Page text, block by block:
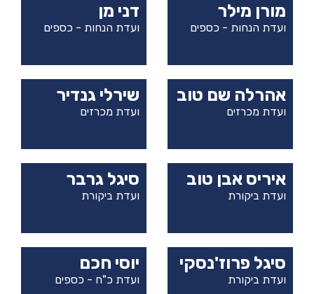
מורן מילר
ועדת הנחות - כספים
דני מן
ועדת הנחות - כספים
אהרלה שם טוב
ועדת מכרזים
שירלי גנדיר
ועדת מכרזים
איריס אבן טוב
ועדת ביקורת
סיגל גרבר
ועדת ביקורת
סיגל פרוז'נסקי
ועדת ביקורת
יוסי חכם
ועדת כ"ח - כספים